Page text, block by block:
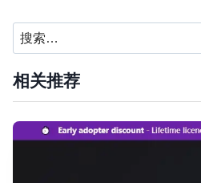
搜
索：
相关推荐